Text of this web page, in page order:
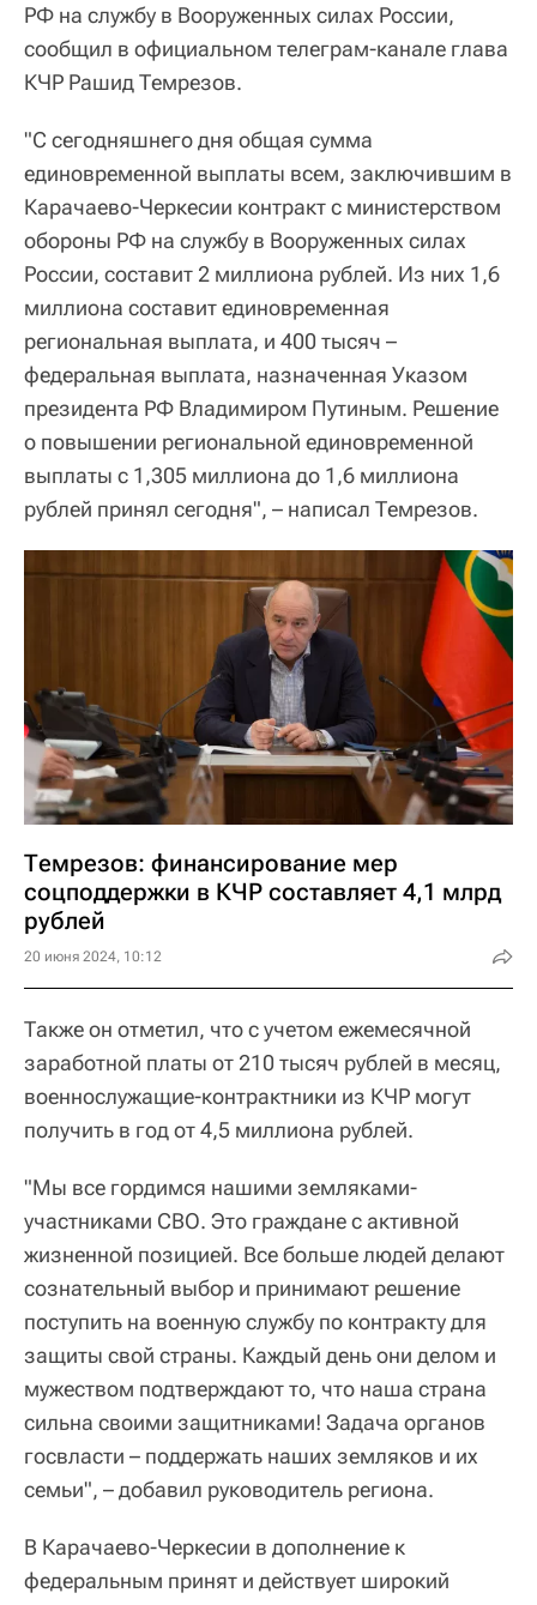
РФ на службу в Вооруженных силах России,
сообщил в официальном телеграм-канале глава
КЧР Рашид Темрезов.
"С сегодняшнего дня общая сумма
единовременной выплаты всем, заключившим в
Карачаево-Черкесии контракт с министерством
обороны РФ на службу в Вооруженных силах
России, составит 2 миллиона рублей. Из них 1,6
миллиона составит единовременная
региональная выплата, и 400 тысяч –
федеральная выплата, назначенная Указом
президента РФ Владимиром Путиным. Решение
о повышении региональной единовременной
выплаты с 1,305 миллиона до 1,6 миллиона
рублей принял сегодня", – написал Темрезов.
Темрезов: финансирование мер
соцподдержки в КЧР составляет 4,1 млрд
рублей
20 июня 2024, 10:12
Также он отметил, что с учетом ежемесячной
заработной платы от 210 тысяч рублей в месяц,
военнослужащие-контрактники из КЧР могут
получить в год от 4,5 миллиона рублей.
"Мы все гордимся нашими земляками-
участниками СВО. Это граждане с активной
жизненной позицией. Все больше людей делают
сознательный выбор и принимают решение
поступить на военную службу по контракту для
защиты свой страны. Каждый день они делом и
мужеством подтверждают то, что наша страна
сильна своими защитниками! Задача органов
госвласти – поддержать наших земляков и их
семьи", – добавил руководитель региона.
В Карачаево-Черкесии в дополнение к
федеральным принят и действует широкий